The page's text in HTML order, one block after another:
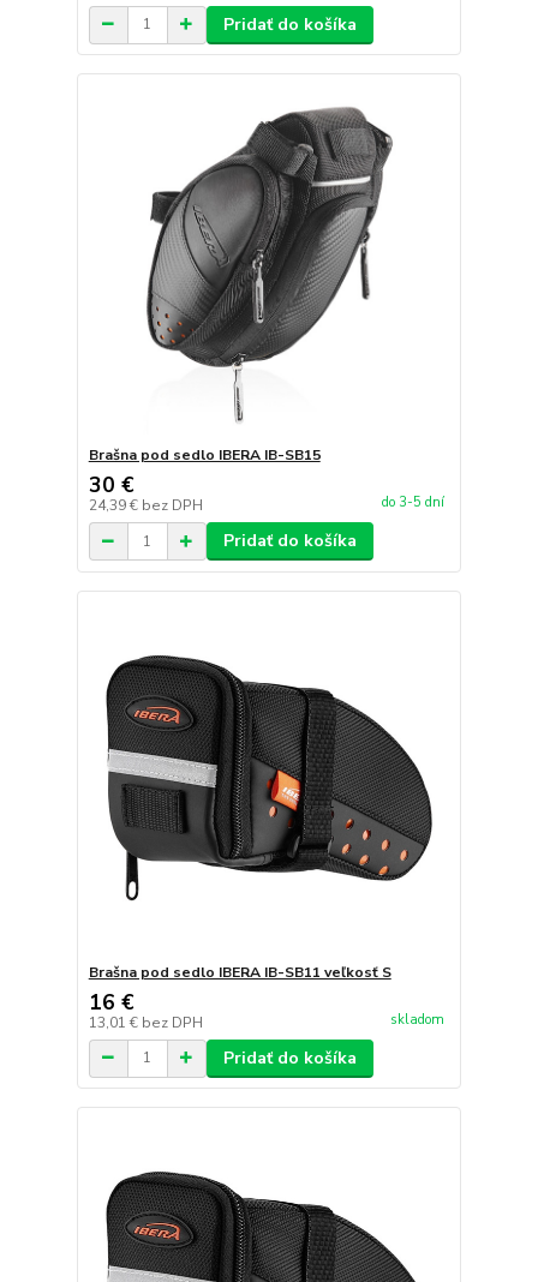
Pridať do košíka
Brašna pod sedlo IBERA IB-SB15
30 €
24,39 € bez DPH do 3-5 dní
Pridať do košíka
Brašna pod sedlo IBERA IB-SB11 veľkosť S
16 €
13,01 € bez DPH skladom
Pridať do košíka